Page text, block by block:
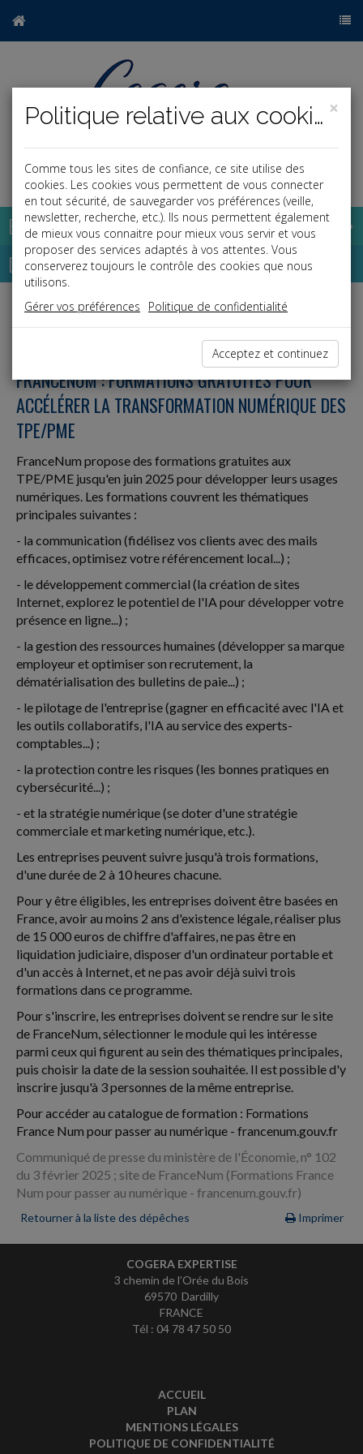
a
Base documentaire
Dépêches
j a b
Vie des affaires
FRANCENUM : FORMATIONS GRATUITES POUR
ACCÉLÉRER LA TRANSFORMATION NUMÉRIQUE DES
TPE/PME
FranceNum propose des formations gratuites aux
TPE/PME jusqu'en juin 2025 pour développer leurs usages
numériques. Les formations couvrent les thématiques
principales suivantes :
- la communication (fidélisez vos clients avec des mails
efficaces, optimisez votre référencement local...) ;
- le développement commercial (la création de sites
Internet, explorez le potentiel de l'IA pour développer votre
présence en ligne...) ;
- la gestion des ressources humaines (développer sa marque
employeur et optimiser son recrutement, la
dématérialisation des bulletins de paie...) ;
- le pilotage de l'entreprise (gagner en efficacité avec l'IA et
les outils collaboratifs, l'IA au service des experts-
comptables...) ;
- la protection contre les risques (les bonnes pratiques en
cybersécurité...) ;
- et la stratégie numérique (se doter d'une stratégie
commerciale et marketing numérique, etc.).
Les entreprises peuvent suivre jusqu'à trois formations,
d'une durée de 2 à 10 heures chacune.
Pour y être éligibles, les entreprises doivent être basées en
France, avoir au moins 2 ans d'existence légale, réaliser plus
de 15 000 euros de chiffre d'affaires, ne pas être en
liquidation judiciaire, disposer d'un ordinateur portable et
d'un accès à Internet, et ne pas avoir déjà suivi trois
formations dans ce programme.
Pour s'inscrire, les entreprises doivent se rendre sur le site
de FranceNum, sélectionner le module qui les intéresse
parmi ceux qui figurent au sein des thématiques principales,
puis choisir la date de la session souhaitée. Il est possible d'y
inscrire jusqu'à 3 personnes de la même entreprise.
Pour accéder au catalogue de formation : Formations
France Num pour passer au numérique - francenum.gouv.fr
Communiqué de presse du ministère de l'Économie, n° 102
du 3 février 2025 ; site de FranceNum (Formations France
Num pour passer au numérique - francenum.gouv.fr)
Retourner à la liste des dépêches Imprimer
COGERA EXPERTISE
3 chemin de l’Orée du Bois
69570 Dardilly
FRANCE
Tél : 04 78 47 50 50
ACCUEIL
PLAN
MENTIONS LÉGALES
POLITIQUE DE CONFIDENTIALITÉ
×
Politique relative aux cookies
Comme tous les sites de confiance, ce site utilise des
cookies. Les cookies vous permettent de vous connecter
en tout sécurité, de sauvegarder vos préférences (veille,
newsletter, recherche, etc.). Ils nous permettent également
de mieux vous connaitre pour mieux vous servir et vous
proposer des services adaptés à vos attentes. Vous
conserverez toujours le contrôle des cookies que nous
utilisons.
Gérer vos préférences
Politique de confidentialité
Acceptez et continuez